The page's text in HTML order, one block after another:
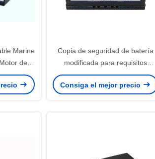
Marine
de
50AH
Copia de seguridad de batería
modificada para requisitos
particulares del sistema de Ion
Storage Battery Home Solar del
Consiga el mejor precio